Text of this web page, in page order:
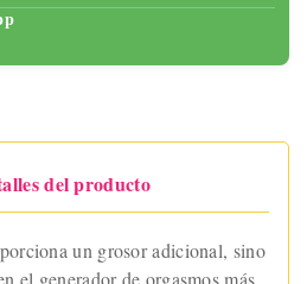
del producto
un grosor adicional, sino
el generador de orgasmos más